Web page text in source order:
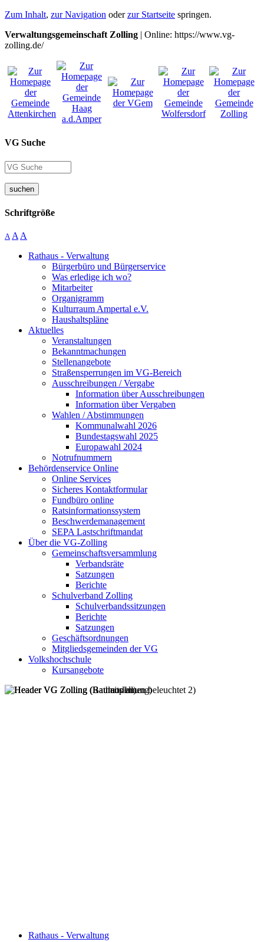
Zum Inhalt, zur Navigation oderzur Startseite springen.
Verwaltungsgemeinschaft Zolling | Online: https://www.vg-
zolling.de/
VG Suche
suchen
Schriftgröße
A A A
Rathaus - Verwaltung
Bürgerbüro und Bürgerservice
Was erledige ich wo?
Mitarbeiter
Organigramm
Kulturraum Ampertal e.V.
Haushaltspläne
Aktuelles
Veranstaltungen
Bekanntmachungen
Stellenangebote
Straßensperrungen im VG-Bereich
Ausschreibungen / Vergabe
Information über Ausschreibungen
Information über Vergaben
Wahlen / Abstimmungen
Kommunalwahl 2026
Bundestagswahl 2025
Europawahl 2024
Notrufnummern
Behördenservice Online
Online Services
Sicheres Kontaktformular
Fundbüro online
Ratsinformationssystem
Beschwerdemanagement
SEPA Lastschriftmandat
Über die VG-Zolling
Gemeinschaftsversammlung
Verbandsräte
Satzungen
Berichte
Schulverband Zolling
Schulverbandssitzungen
Berichte
Satzungen
Geschäftsordnungen
Mitgliedsgemeinden der VG
Volkshochschule
Kursangebote
Rathaus - Verwaltung